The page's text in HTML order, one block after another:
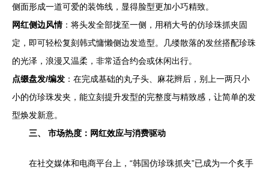
侧面形成一道可爱的装饰线，显得脸型更加小巧精致。
网红侧边风情：将头发全部拢至一侧，用稍大号的仿珍珠抓夹固
定，即可轻松复刻韩式慵懒侧边发造型。几缕散落的发丝搭配珍珠
的光泽，浪漫又温柔，非常适合约会或休闲出行。
点缀盘发/编发 ：在完成基础的丸子头、麻花辫后，别上一两只小
小的仿珍珠发夹，能立刻提升发型的完整度与精致感，让简单的发
型焕发新意。
三、 市场热度：网红效应与消费驱动
在社交媒体和电商平台上，“韩国仿珍珠抓夹”已成为一个炙手